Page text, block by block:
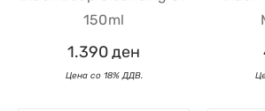
150ml
1.390ден